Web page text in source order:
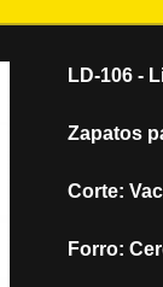
LD-106 -
Zapatos
Corte:
Forro: